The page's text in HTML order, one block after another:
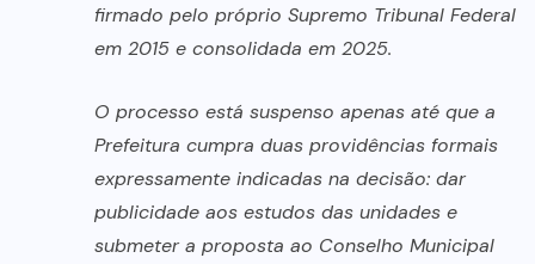
firmado pelo próprio Supremo Tribunal Federal
em 2015 e consolidada em 2025.
O processo está suspenso apenas até que a
Prefeitura cumpra duas providências formais
expressamente indicadas na decisão: dar
publicidade aos estudos das unidades e
submeter a proposta ao Conselho Municipal